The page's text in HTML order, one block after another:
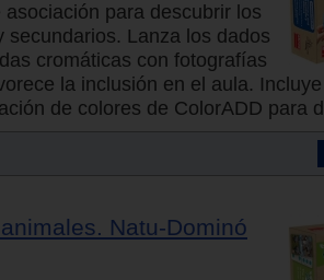
para descubrir los
secundarios. Lanza los dados
cromáticas con fotografías
la inclusión en el aula.
de colores de ColorADD para
Natu-Dominó